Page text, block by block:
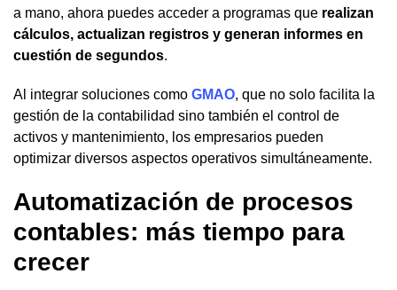
a mano, ahora puedes acceder a programas que realizan
cálculos, actualizan registros y generan informes en
cuestión de segundos.
Al integrar soluciones como GMAO, que no solo facilita la
gestión de la contabilidad sino también el control de
activos y mantenimiento, los empresarios pueden
optimizar diversos aspectos operativos simultáneamente.
Automatización de procesos
contables: más tiempo para
crecer